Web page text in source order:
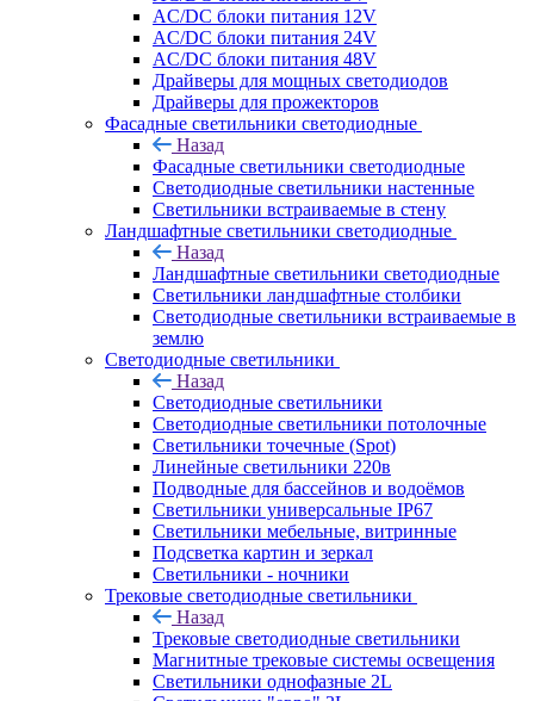
AC/DC блоки питания 12V
AC/DC блоки питания 24V
AC/DC блоки питания 48V
Драйверы для мощных светодиодов
Драйверы для прожекторов
Фасадные светильники светодиодные
Назад
Фасадные светильники светодиодные
Светодиодные светильники настенные
Светильники встраиваемые в стену
Ландшафтные светильники светодиодные
Назад
Ландшафтные светильники светодиодные
Светильники ландшафтные столбики
Светодиодные светильники встраиваемые в
землю
Светодиодные светильники
Назад
Светодиодные светильники
Светодиодные светильники потолочные
Светильники точечные (Spot)
Линейные светильники 220в
Подводные для бассейнов и водоёмов
Светильники универсальные IP67
Светильники мебельные, витринные
Подсветка картин и зеркал
Светильники - ночники
Трековые светодиодные светильники
Назад
Трековые светодиодные светильники
Магнитные трековые системы освещения
Светильники однофазные 2L